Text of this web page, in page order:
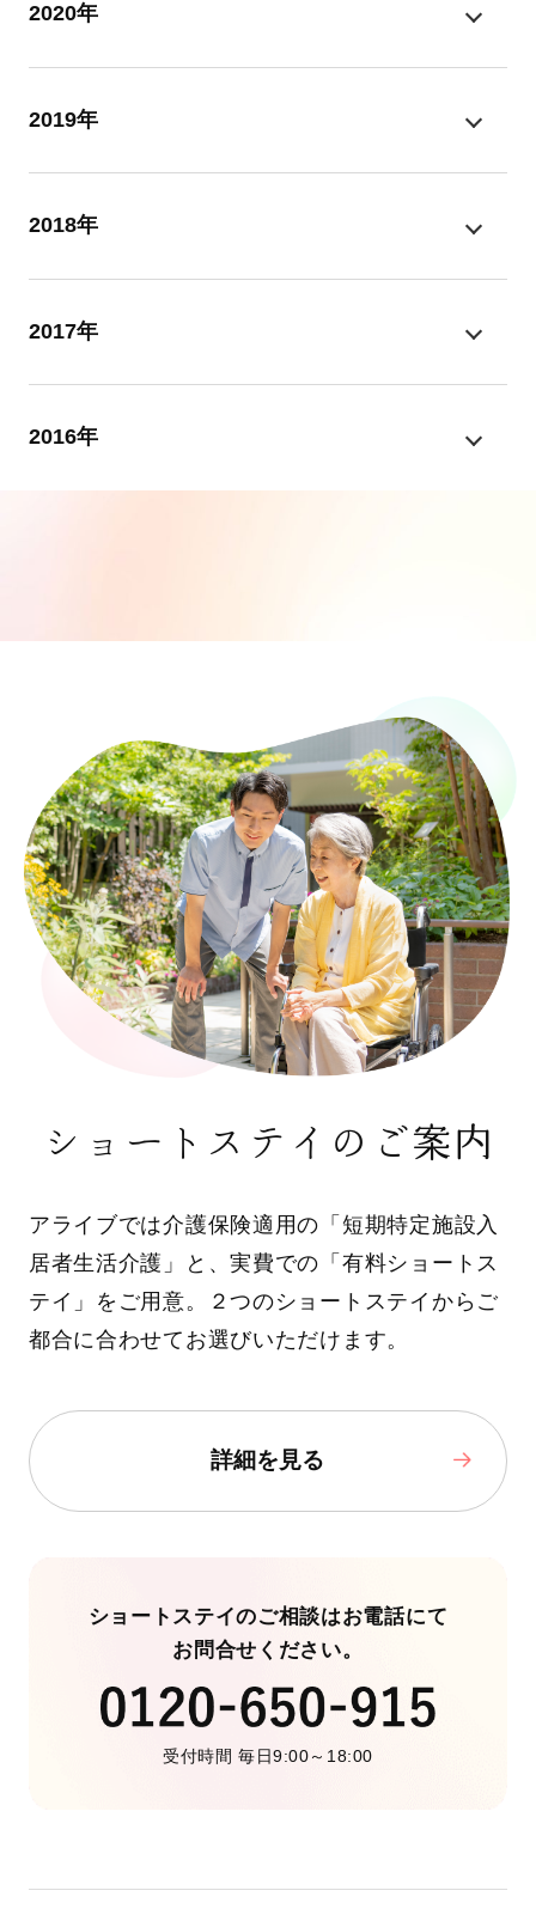
2020年
2019年
2018年
2017年
2016年
ショートステイのご案内
アライブでは介護保険適用の「短期特定施設入
居者生活介護」と、実費での「有料ショートス
テイ」をご用意。２つのショートステイからご
都合に合わせてお選びいただけます。
詳細を見る
ショートステイのご相談はお電話にて
お問合せください。
受付時間 毎日9:00～18:00